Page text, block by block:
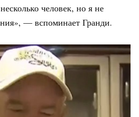
человек, но я не
— вспоминает Гранди.